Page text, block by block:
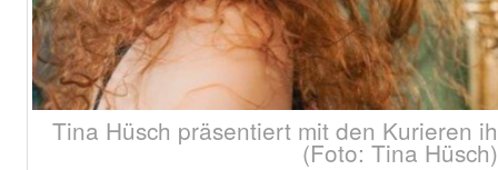
Tina Hüsch präsentiert mit den Kurieren
(Foto: Tina Hüsch)